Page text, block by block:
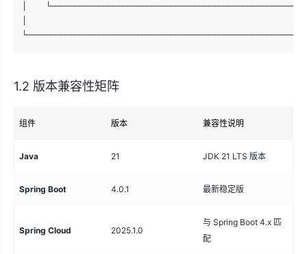
│
1.2 版本兼容性矩阵
组件 版本 兼容性说明
Java 21 JDK 21 LTS 版本
Spring Boot 4.0.1 最新稳定版
Spring Cloud 2025.1.0
与 Spring Boot 4.x 匹
配